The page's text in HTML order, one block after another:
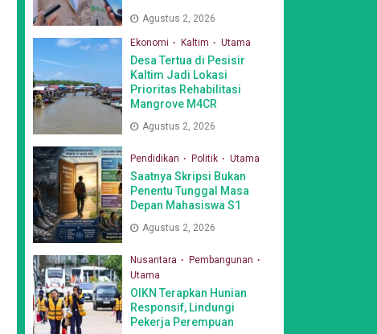
Agustus 2, 2026
Ekonomi Kaltim Utama
Desa Tertua di Pesisir
Kaltim Jadi Lokasi
Prioritas Rehabilitasi
Mangrove M4CR
Agustus 2, 2026
Pendidikan Politik Utama
Saatnya Skripsi Bukan
Penentu Tunggal Masa
Depan Mahasiswa S1
Agustus 2, 2026
Nusantara
Pembangunan
Utama
OIKN Terapkan Hunian
Responsif, Lindungi
Pekerja Perempuan